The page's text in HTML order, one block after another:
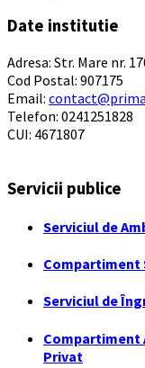
Date institutie
Adresa: Str. Mare nr.
Cod Postal: 907175
Email:
Telefon: 0241251828
CUI: 4671807
Servicii publice
Serviciul de
Compartiment
Serviciul de
Compartiment
Privat